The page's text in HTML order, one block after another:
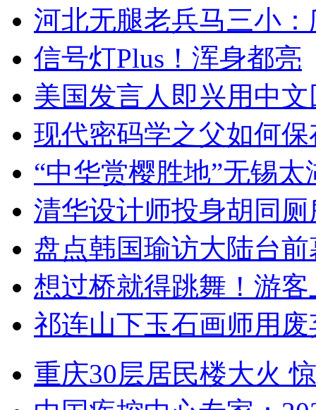
河北无腿老兵马三小
信号灯Plus！浑身都亮
美国发言人即兴用中
现代密码学之父如何
“中华赏樱胜地”无锡
清华设计师投身胡同
盘点韩国瑜访大陆台
想过桥就得跳舞！游客
祁连山下玉石画师用
重庆30层居民楼大火